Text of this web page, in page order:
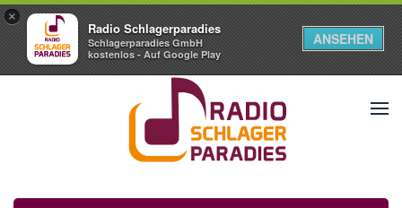
×
Radio Schlagerparadies
Schlagerparadies GmbH
kostenlos - Auf Google Play
ANSEHEN